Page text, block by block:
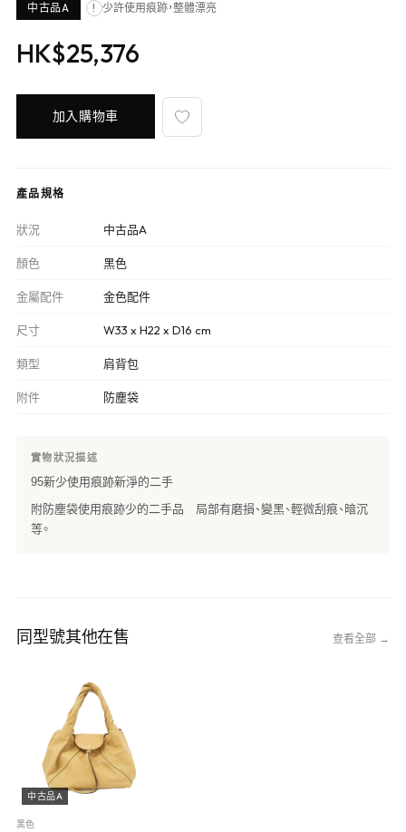
中古品A ! 少許使用痕跡，整體漂亮
HK$25,376
加入購物車
產品規格
狀況 中古品A
顏色 黑色
金屬配件 金色配件
尺寸 W33 x H22 x D16 cm
類型 肩背包
附件 防塵袋
實物狀況描述
95新少使用痕跡新淨的二手
附防塵袋使用痕跡少的二手品 局部有磨損、變黑、輕微刮痕、暗沉
等。
同型號其他在售 查看全部 →
中古品A
黑色